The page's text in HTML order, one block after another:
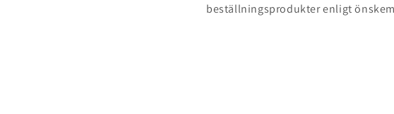
beställningsprodukter enligt